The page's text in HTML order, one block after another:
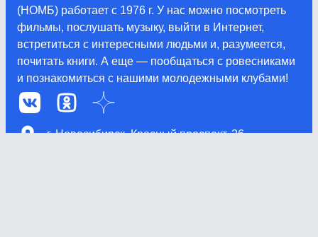
г. Новосибирск, Красный проспект, 26
(НОМБ) работает с 1976 г. У нас можно посмотреть
фильмы, послушать музыку, выйти в Интернет,
встретиться с интересными людьми и, разумеется,
почитать книги. А еще — пообщаться с ровесниками
и познакомиться с нашими молодежными клубами!